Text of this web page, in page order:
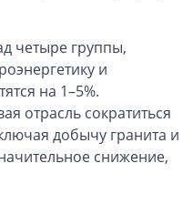
четыре группы,
и
на 1–5%.
отрасль сократиться
добычу гранита и
снижение,